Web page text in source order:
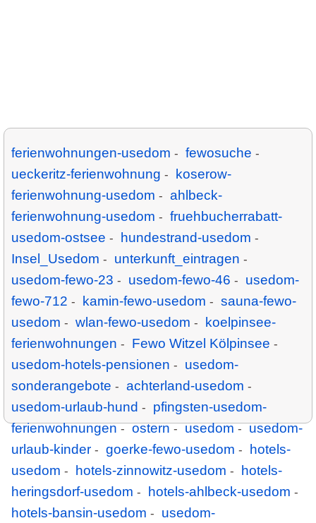
ferienwohnungen-usedom - fewosuche -
ueckeritz-ferienwohnung -
koserow-
ferienwohnung-usedom - ahlbeck-
ferienwohnung-usedom - fruehbucherrabatt-
usedom-ostsee - hundestrand-usedom -
Insel_Usedom - unterkunft_eintragen -
usedom-fewo-23 - usedom-fewo-46 - usedom-
fewo-712 - kamin-fewo-usedom - sauna-fewo-
usedom - wlan-fewo-usedom -
koelpinsee-
ferienwohnungen - Fewo Witzel Kölpinsee -
usedom-hotels-pensionen - usedom-
sonderangebote - achterland-usedom -
usedom-urlaub-hund - pfingsten-usedom-
ferienwohnungen - ostern - usedom - usedom-
urlaub-kinder - goerke-fewo-usedom -
hotels-
usedom - hotels-zinnowitz-usedom -
hotels-
heringsdorf-usedom - hotels-ahlbeck-usedom -
hotels-bansin-usedom - usedom-